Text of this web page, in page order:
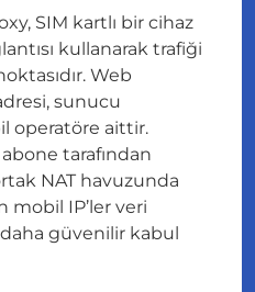
SIM kartlı bir cihaz
kullanarak trafiği
Web
sunucu
operatöre aittir.
tarafından
NAT havuzunda
mobil IP’ler veri
güvenilir kabul